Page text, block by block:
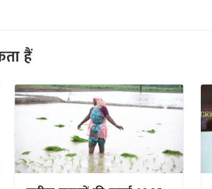
हैं